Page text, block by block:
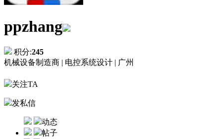
ppzhang
积分:245
机械设备制造商 | 电控系统设计 | 广州
关注TA
发私信
动态
帖子